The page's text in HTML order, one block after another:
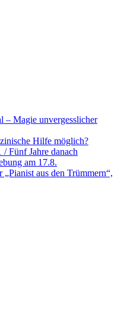
– Magie unvergesslicher
Hilfe möglich?
Fünf Jahre danach
am 17.8.
aus den Trümmern“,